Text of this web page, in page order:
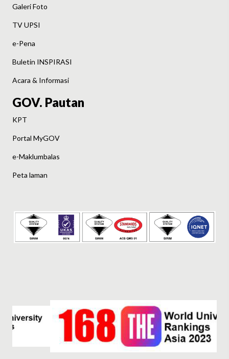
Galeri Foto
TV UPSI
e-Pena
Buletin INSPIRASI
Acara & Informasi
GOV. Pautan
KPT
Portal MyGOV
e-Maklumbalas
Peta laman